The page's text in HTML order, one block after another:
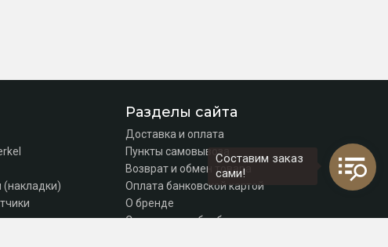
Разделы сайта
Доставка и оплата
Пункты самовывоза
Возврат и обмен товара
Оплата банковской картой
О бренде
Согласие на обработку персональных данных
Составим заказ
сами!